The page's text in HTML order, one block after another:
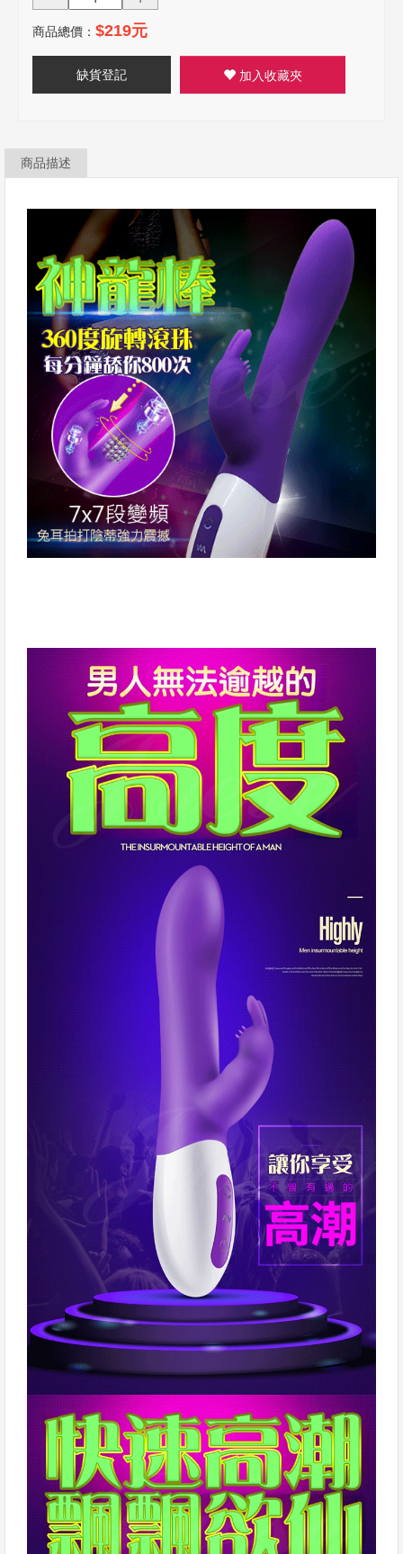
商品總價： $219元
缺貨登記 加入收藏夾
商品描述